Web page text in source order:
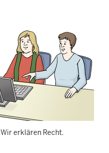
Wir erklären Recht.